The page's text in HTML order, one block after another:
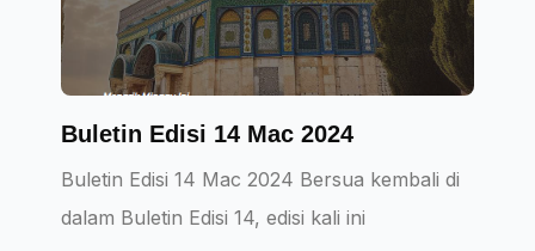
Buletin Edisi 14 Mac 2024
Buletin Edisi 14 Mac 2024 Bersua kembali di
dalam Buletin Edisi 14, edisi kali ini